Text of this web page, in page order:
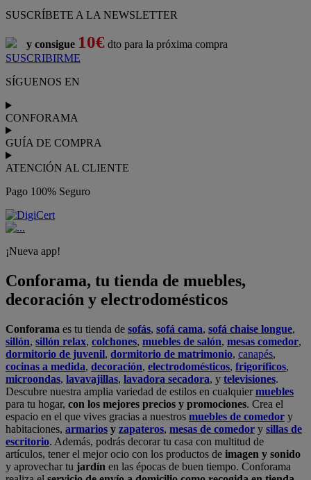
SUSCRÍBETE A LA NEWSLETTER
y consigue 10€ dto para la próxima compra
SUSCRIBIRME
SÍGUENOS EN
CONFORAMA
GUÍA DE COMPRA
ATENCIÓN AL CLIENTE
Pago 100% Seguro
¡Nueva app!
Conforama, tu tienda de muebles,
decoración y electrodomésticos
Conforama es tu tienda de sofás, sofá cama, sofá chaise longue,
sillón, sillón relax, colchones, muebles de salón, mesas comedor,
dormitorio de juvenil, dormitorio de matrimonio, canapés,
cocinas a medida, decoración, electrodomésticos, frigoríficos,
microondas, lavavajillas, lavadora secadora, y televisiones.
Descubre nuestra amplia variedad de estilos en cualquiermuebles
para tu hogar, con los mejores precios y promociones. Crea el
espacio en el que vives gracias a nuestros muebles de comedor y
habitaciones, armarios y zapateros, mesas de comedor y sillas de
escritorio. Además, podrás decorar tu casa con multitud de
artículos, tener el mejor ocio con los productos de imagen y sonido
y aprovechar tu jardín en las épocas de buen tiempo. Conforama